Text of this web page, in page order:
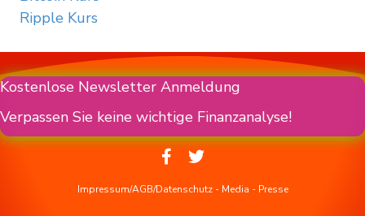
Ripple Kurs
Kostenlose Newsletter Anmeldung
Verpassen Sie keine wichtige Finanzanalyse!
Impressum/AGB/Datenschutz- Media - Presse